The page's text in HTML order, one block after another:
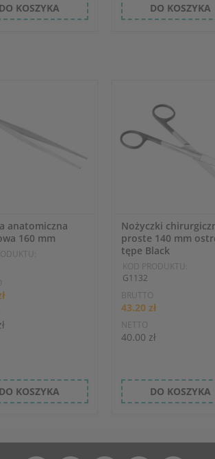
DO KOSZYKA DO KOSZYKA
anatomiczna
160 mm
DO KOSZYKA
Nożyczki
proste 140 mm
tępe Black
KOD PRODUKTU:
G1132
BRUTTO
43.20 zł
NETTO
40.00 zł
DO KOSZYKA